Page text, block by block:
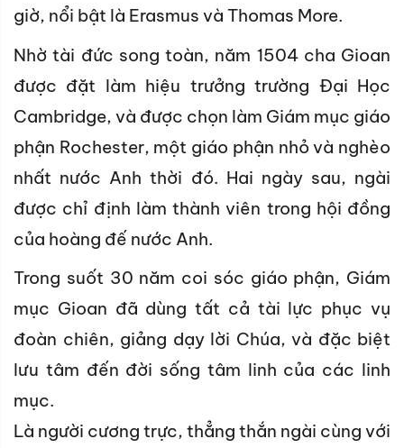
giờ, nổi bật là Erasmus và Thomas More.
Nhờ tài đức song toàn, năm 1504 cha Gioan
được đặt làm hiệu trưởng trường Đại Học
Cambridge, và được chọn làm Giám mục giáo
phận Rochester, một giáo phận nhỏ và nghèo
nhất nước Anh thời đó. Hai ngày sau, ngài
được chỉ định làm thành viên trong hội đồng
của hoàng đế nước Anh.
Trong suốt 30 năm coi sóc giáo phận, Giám
mục Gioan đã dùng tất cả tài lực phục vụ
đoàn chiên, giảng dạy lời Chúa, và đặc biệt
lưu tâm đến đời sống tâm linh của các linh
mục.
Là người cương trực, thẳng thắn ngài cùng với